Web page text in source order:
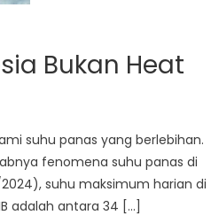
Bukan Heat
suhu panas yang berlebihan.
fenomena suhu panas di
suhu maksimum harian di
adalah antara 34 […]